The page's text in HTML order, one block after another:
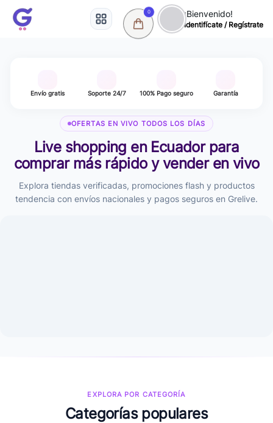
0 ¡Bienvenido!
Identifícate / Regístrate
Envío gratis Soporte 24/7 100% Pago seguro Garantía
OFERTAS EN VIVO TODOS LOS DÍAS
Live shopping en Ecuador para
comprar más rápido y vender en vivo
Explora tiendas verificadas, promociones flash y productos
tendencia con envíos nacionales y pagos seguros en Grelive.
EXPLORA POR CATEGORÍA
Categorías populares